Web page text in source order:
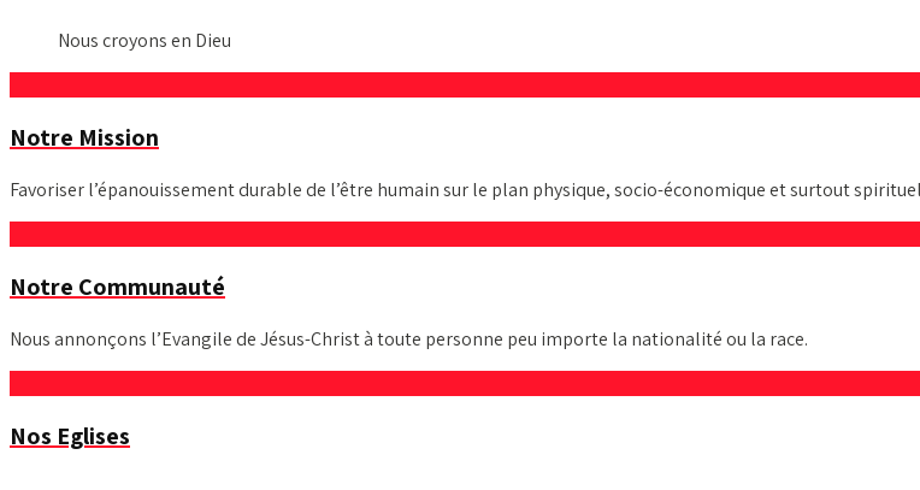
Nous croyons en Dieu
Notre Mission
Favoriser l’épanouissement durable de l’être humain sur le plan physique, socio-économique et surtout
Notre Communauté
Nous annonçons l’Evangile de Jésus-Christ à toute personne peu importe la nationalité ou la race.
Nos Eglises